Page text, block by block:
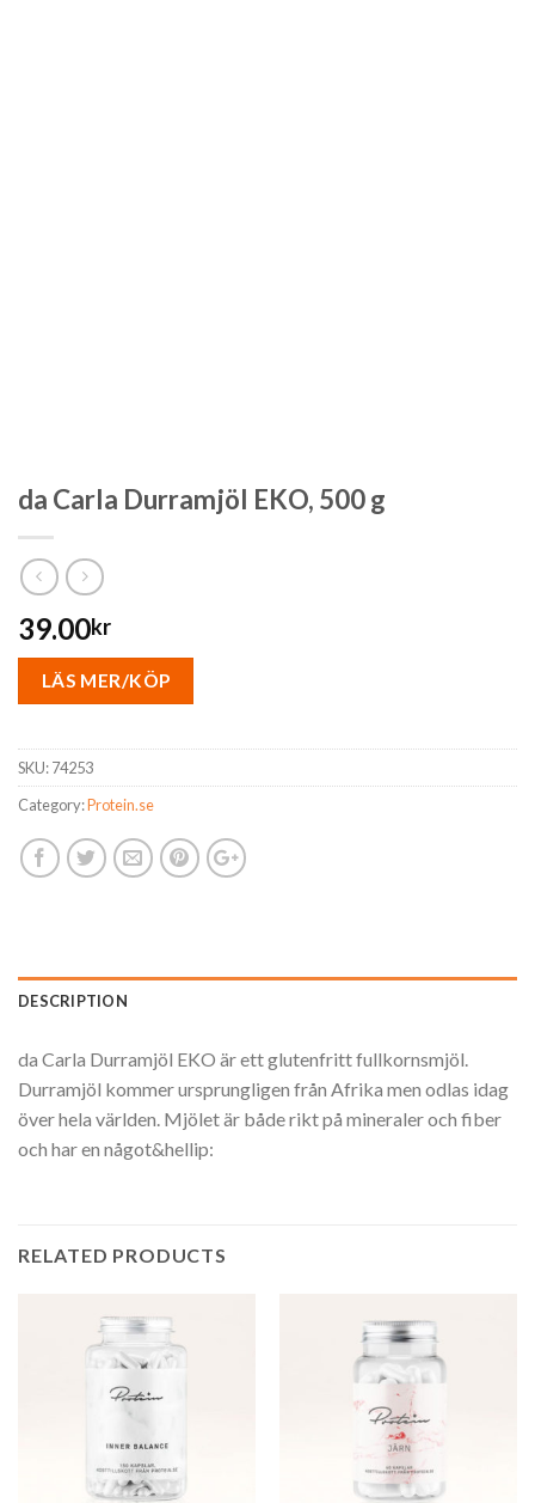
da Carla Durramjöl EKO, 500 g
39.00kr
LÄS MER/KÖP
SKU:74253
Category:Protein.se
DESCRIPTION
da Carla Durramjöl EKO är ett glutenfritt fullkornsmjöl.
Durramjöl kommer ursprungligen från Afrika men odlas idag
över hela världen. Mjölet är både rikt på mineraler och fiber
och har en något&hellip:
RELATED PRODUCTS